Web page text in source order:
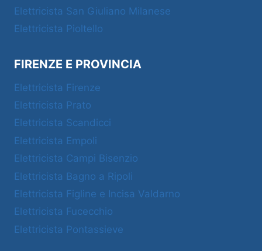
Elettricista San Giuliano Milanese
Elettricista Pioltello
FIRENZE E PROVINCIA
Elettricista Firenze
Elettricista Prato
Elettricista Scandicci
Elettricista Empoli
Elettricista Campi Bisenzio
Elettricista Bagno a Ripoli
Elettricista Figline e Incisa Valdarno
Elettricista Fucecchio
Elettricista Pontassieve